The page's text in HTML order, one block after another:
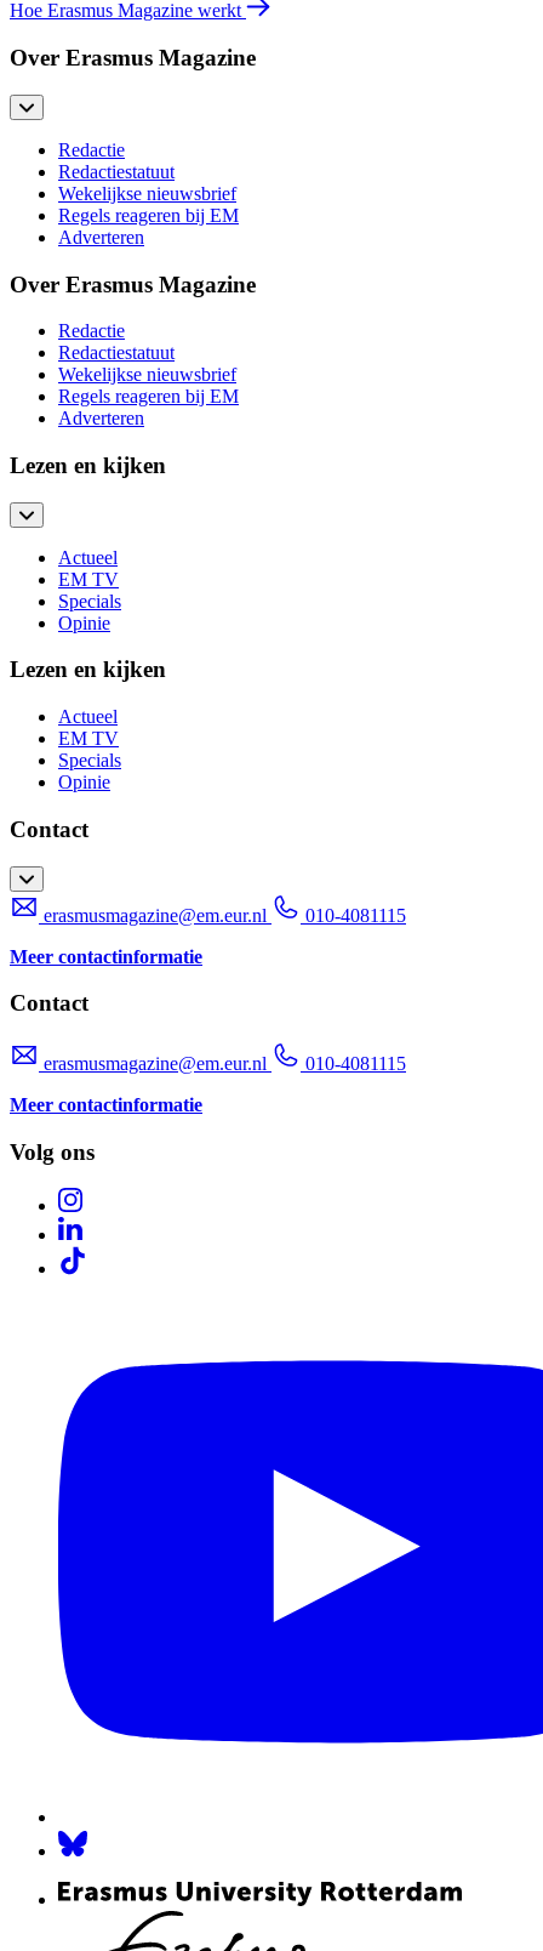
Hoe Erasmus Magazine werkt
Over Erasmus Magazine
Redactie
Redactiestatuut
Wekelijkse nieuwsbrief
Regels reageren bij EM
Adverteren
Over Erasmus Magazine
Redactie
Redactiestatuut
Wekelijkse nieuwsbrief
Regels reageren bij EM
Adverteren
Lezen en kijken
Actueel
EM TV
Specials
Opinie
Lezen en kijken
Actueel
EM TV
Specials
Opinie
Contact
erasmusmagazine@em.eur.nl
010-4081115
Meer contactinformatie
Contact
erasmusmagazine@em.eur.nl
010-4081115
Meer contactinformatie
Volg ons